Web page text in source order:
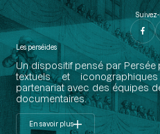
Les perséides
Un dispositif pensé par
textuels et
partenariat avec des équipes
documentaires.
En savoir plus